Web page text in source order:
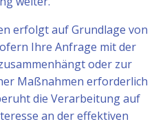
erfolgt auf Grundlage von
Ihre Anfrage mit der
oder zur
Maßnahmen erforderlich
die Verarbeitung auf
an der effektiven